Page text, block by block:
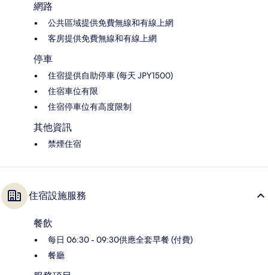
網路
公共區域提供免費無線和有線上網
客房提供免費無線和有線上網
停車
住宿提供自助停車 (每天 JPY1500)
住宿車位有限
住宿停車位有高度限制
其他資訊
禁煙住宿
住宿設施服務
餐飲
每日 06:30 - 09:30供應全套早餐 (付費)
餐廳